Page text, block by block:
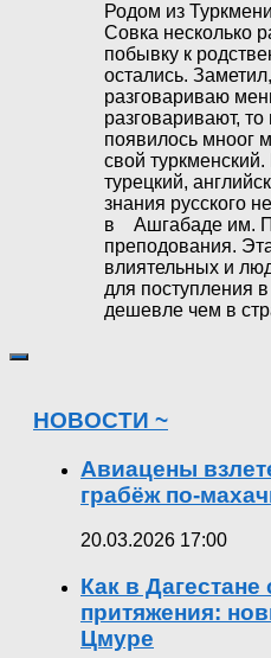
Родом из
Совка несколько
побывку к
остались.
разговариваю
разговаривают,
появилось мноог
свой
турецкий,
знания русского
в Ашгабаде им.
преподования.
влиятельных и
для поступления
дешевле чем в
НОВОСТИ ~
Авиацены
грабёж по-
20.03.2026 17:00
Как в Дагестане
притяжения:
Цмуре